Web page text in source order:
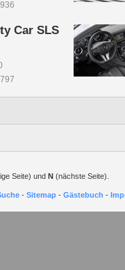
Car SLS
Seite) und N (nächste Seite).
- Sitemap - Gästebuch -